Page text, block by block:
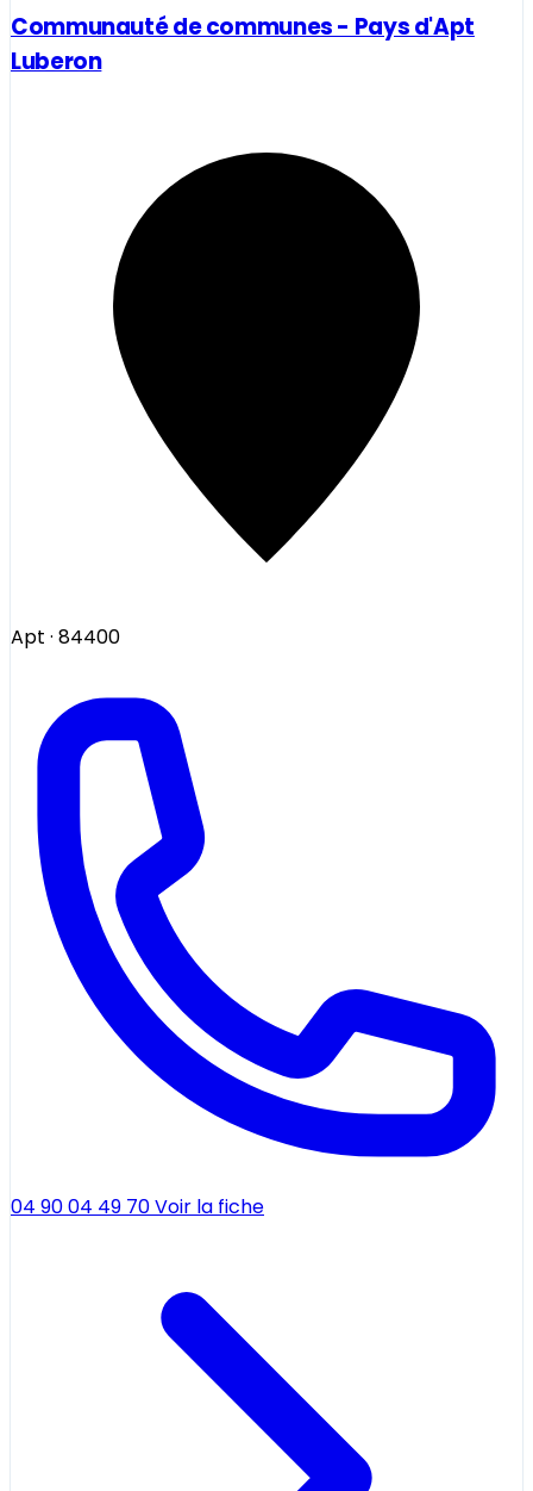
Communauté de communes - Pays d'Apt
Luberon
Apt · 84400
04 90 04 49 70Voir la fiche